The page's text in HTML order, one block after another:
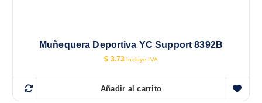
Muñequera Deportiva YC Support 8392B
$ 3.73 Incluye IVA
Añadir al carrito